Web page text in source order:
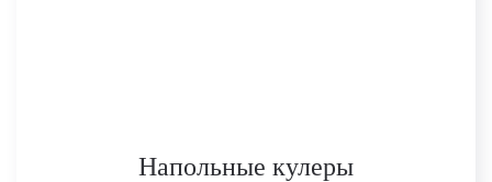
Напольные кулеры